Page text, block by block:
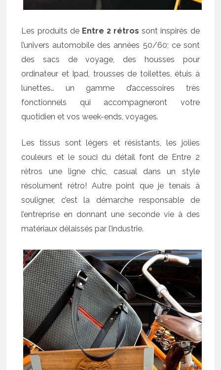
Les produits de Entre 2 rétros sont inspirés de
l’univers automobile des années 50/60; ce sont
des sacs de voyage, des housses pour
ordinateur et Ipad, trousses de toilettes, étuis à
lunettes… un gamme d’accessoires très
fonctionnels qui accompagneront votre
quotidien et vos week-ends, voyages.
Les tissus sont légers et résistants, les jolies
couleurs et le souci du détail font de Entre 2
rétros une ligne chic, casual dans un style
résolument rétro! Autre point que je tenais à
souligner, c’est la démarche responsable de
l’entreprise en donnant une seconde vie à des
matériaux délaissés par l’industrie.